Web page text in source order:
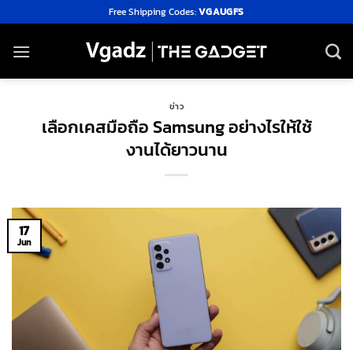
to
content
Free Shipping Codes:VGAUGFS
ข่าว
เลือกเคสมือถือ Samsung อย่างไรให้ใช้
งานได้ยาวนาน
17
Jun